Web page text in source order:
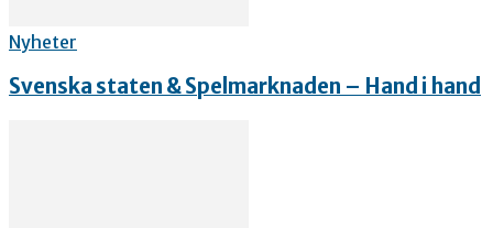
Nyheter
Svenska staten & Spelmarknaden – Hand i hand